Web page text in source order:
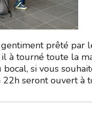
prêté par
à tourné toute la
si vous
seront ouvert à